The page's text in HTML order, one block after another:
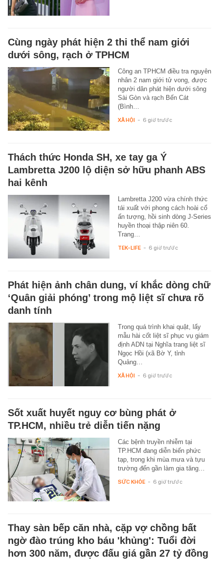
Cùng ngày phát hiện 2 thi thể nam giới
dưới sông, rạch ở TPHCM
Công an TPHCM điều tra nguyên
nhân 2 nam giới tử vong, được
người dân phát hiện dưới sông
Sài Gòn và rạch Bến Cát
(Bình…
XÃ HỘI - 6 giờ trước
Thách thức Honda SH, xe tay ga Ý
Lambretta J200 lộ diện sở hữu phanh ABS
hai kênh
Lambretta J200 vừa chính thức
tái xuất với phong cách hoài cổ
ấn tượng, hồi sinh dòng J-Series
huyền thoại thập niên 60.
Trang…
TEK-LIFE - 6 giờ trước
Phát hiện ảnh chân dung, ví khắc dòng chữ
‘Quân giải phóng’ trong mộ liệt sĩ chưa rõ
danh tính
Trong quá trình khai quật, lấy
mẫu hài cốt liệt sĩ phục vụ giám
định ADN tại Nghĩa trang liệt sĩ
Ngọc Hồi (xã Bờ Y, tỉnh
Quảng…
XÃ HỘI - 6 giờ trước
Sốt xuất huyết nguy cơ bùng phát ở
TP.HCM, nhiều trẻ diễn tiến nặng
Các bệnh truyền nhiễm tại
TP.HCM đang diễn biến phức
tạp, trong khi mùa mưa và tựu
trường đến gần làm gia tăng…
SỨC KHỎE - 6 giờ trước
Thay sàn bếp căn nhà, cặp vợ chồng bất
ngờ đào trúng kho báu 'khủng': Tuổi đời
hơn 300 năm, được đấu giá gần 27 tỷ đồng